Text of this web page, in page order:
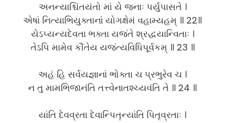
અનન્યાશ્ચિંતયંતો માં યે જનાઃ પર્યુપાસતે ।
એષાં નિત્યાભિયુક્તાનાં યોગક્ષેમં વહામ્યહમ્ ॥ 22॥
યેઽપ્યન્યદેવતા ભક્તા યજંતે શ્રદ્ધયાન્વિતાઃ ।
તેઽપિ મામેવ કૌંતેય યજંત્યવિધિપૂર્વકમ્ ॥ 23 ॥
અહં હિ સર્વયજ્ઞાનાં ભોક્તા ચ પ્રભુરેવ ચ ।
ન તુ મામભિજાનંતિ તત્ત્વેનાતશ્ચ્યવંતિ તે ॥ 24 ॥
યાંતિ દેવવ્રતા દેવાન્પિતૄન્યાંતિ પિતૃવ્રતાઃ ।